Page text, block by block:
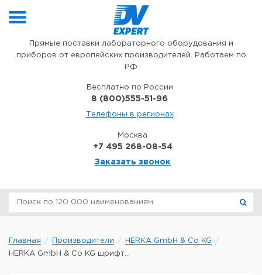
Прямые поставки лабораторного оборудования и
приборов от европейских производителей. Работаем по
РФ
Бесплатно по России
8 (800)555-51-96
Телефоны в регионах
Москва
+7 495 268-08-54
Заказать звонок
Главная Производители
HERKA GmbH & Co KG
HERKA GmbH & Co KG шрифт...